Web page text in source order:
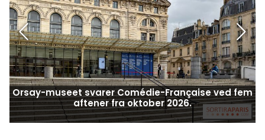
Orsay-museet svarer Comédie-Française ved fem
aftener fra oktober 2026.